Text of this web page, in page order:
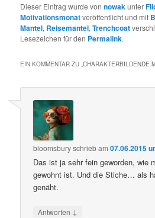
Dieser Eintrag wurde vonnowakunter
Motivationsmonatveröffentlicht und mit
Mantel, Reisemantel,Trenchcoat
Lesezeichen für den Permalink.
EIN KOMMENTAR ZU „CHARAKTERBILDENDE
bloomsburyschriebam07.06.2015
Das ist ja sehr fein geworden, wie
gewohnt ist. Und die Stiche… als
genäht.
Antworten ↓